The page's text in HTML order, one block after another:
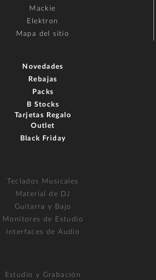
Mackie
Elektron
Mapa del sitio
Novedades
Rebajas
Packs
B Stocks
Tarjetas Regalo
Outlet
Black Friday
Teclados Musicales
Material de DJ
Guitarra y Bajo
Monitores de Estudio
Interfaces de Audio
Estudio y Grabación